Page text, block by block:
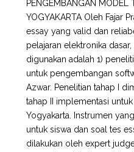
PENGEMBANGAN MODEL
YOGYAKARTA Oleh Fajar
essay yang valid dan
pelajaran elektronika
digunakan adalah 1)
untuk pengembangan
Azwar. Penelitian tahap I
tahap II implementasi
Yogyakarta. Instrumen
untuk siswa dan soal tes
dilakukan oleh expert